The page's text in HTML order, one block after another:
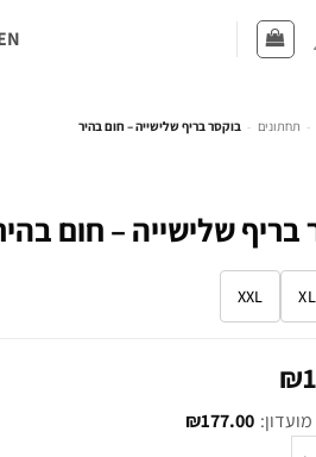
- תחתונים - בוקסר בריף שלישייה – חום בהיר
בריף שלישייה – חום
XL
XXL
₪
₪177.00